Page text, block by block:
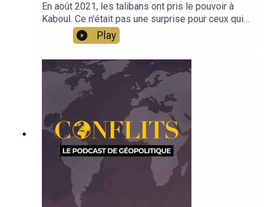
En août 2021, les talibans ont pris le pouvoir à
Kaboul. Ce n'était pas une surprise pour ceux qui
connaissent le pays et qui avaient étudié son
évolution. En deux cartes, Jean-Baptiste Noé
revient sur ce basculement et montre comment la
cartographie décisionnelle permet d'étoffer
l'analyse géopolitique.
Play